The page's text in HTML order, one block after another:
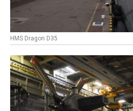
HMS Dragon D35